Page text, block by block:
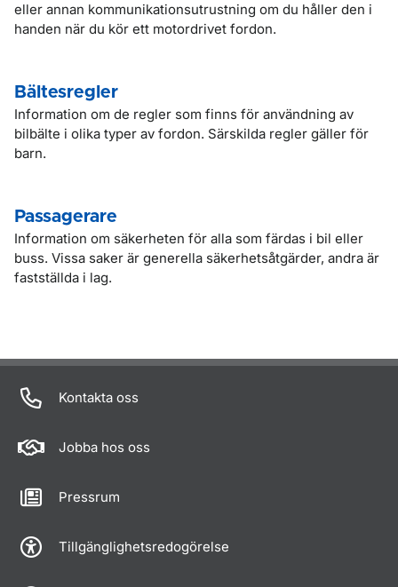
eller annan kommunikationsutrustning om du håller den i
handen när du kör ett motordrivet fordon.
Bältesregler
Information om de regler som finns för användning av
bilbälte i olika typer av fordon. Särskilda regler gäller för
barn.
Passagerare
Information om säkerheten för alla som färdas i bil eller
buss. Vissa saker är generella säkerhetsåtgärder, andra är
fastställda i lag.
Kontakta oss
Jobba hos oss
Pressrum
Tillgänglighetsredogörelse